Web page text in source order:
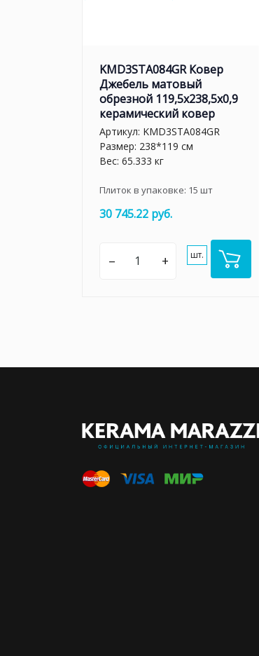
KMD3STA084GR Ковер
Джебель матовый
обрезной 119,5x238,5x0,9
керамический ковер
Артикул: KMD3STA084GR
Размер: 238*119 см
Вес: 65.333 кг
Плиток в упаковке: 15 шт
30 745.22 руб.
– + шт.